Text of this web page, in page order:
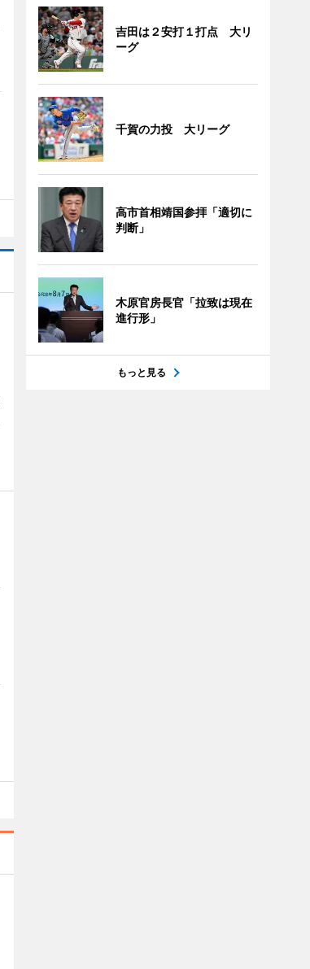
吉田は２安打１打点 大リ
ーグ
千賀の力投 大リーグ
高市首相靖国参拝「適切に
判断」
木原官房長官「拉致は現在
進行形」
もっと見る